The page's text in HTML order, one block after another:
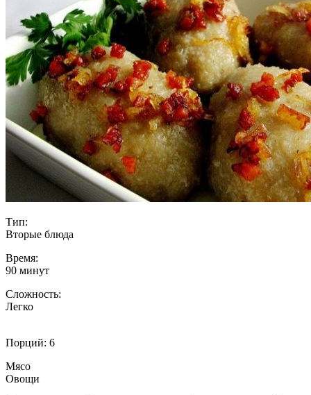
Тип:
Вторые блюда
Время:
90 минут
Сложность:
Легко
Порций: 6
Мясо
Овощи